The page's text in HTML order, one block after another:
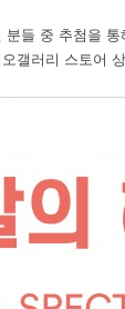
분들 중 추첨을
갤러리 스토어